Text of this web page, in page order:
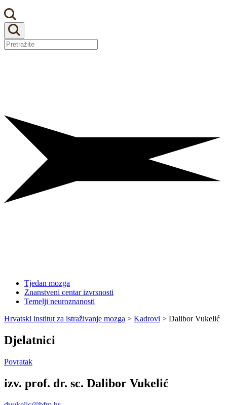
Tjedan mozga
Znanstveni centar izvrsnosti
Temelji neuroznanosti
Hrvatski institut za istraživanje mozga > Kadrovi > Dalibor Vukelić
Djelatnici
Povratak
izv. prof. dr. sc. Dalibor Vukelić